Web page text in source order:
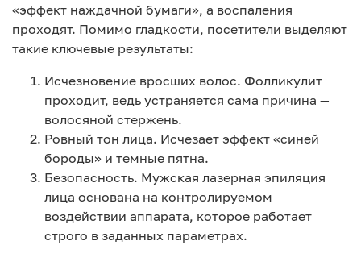
«эффект наждачной бумаги», а воспаления
проходят. Помимо гладкости, посетители выделяют
такие ключевые результаты:
Исчезновение вросших волос. Фолликулит
проходит, ведь устраняется сама причина —
волосяной стержень.
Ровный тон лица. Исчезает эффект «синей
бороды» и темные пятна.
Безопасность. Мужская лазерная эпиляция
лица основана на контролируемом
воздействии аппарата, которое работает
строго в заданных параметрах.